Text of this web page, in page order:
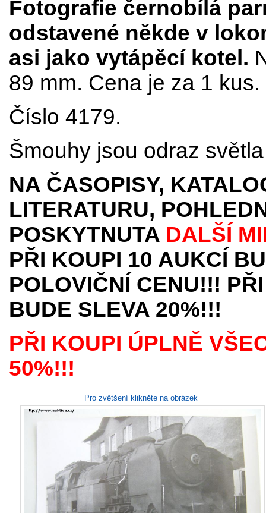
Fotografie černobílá
odstavené někde v
asi jako vytápěcí kotel.
89 mm. Cena je za 1 kus.
Číslo 4179.
Šmouhy jsou odraz
NA ČASOPISY,
LITERATURU,
POSKYTNUTA DALŠÍ
PŘI KOUPI 10 AUKCÍ
POLOVIČNÍ CENU!!!
BUDE SLEVA 20%!!!
PŘI KOUPI ÚPLNĚ
50%!!!
Pro zvětšení klikněte na obrázek